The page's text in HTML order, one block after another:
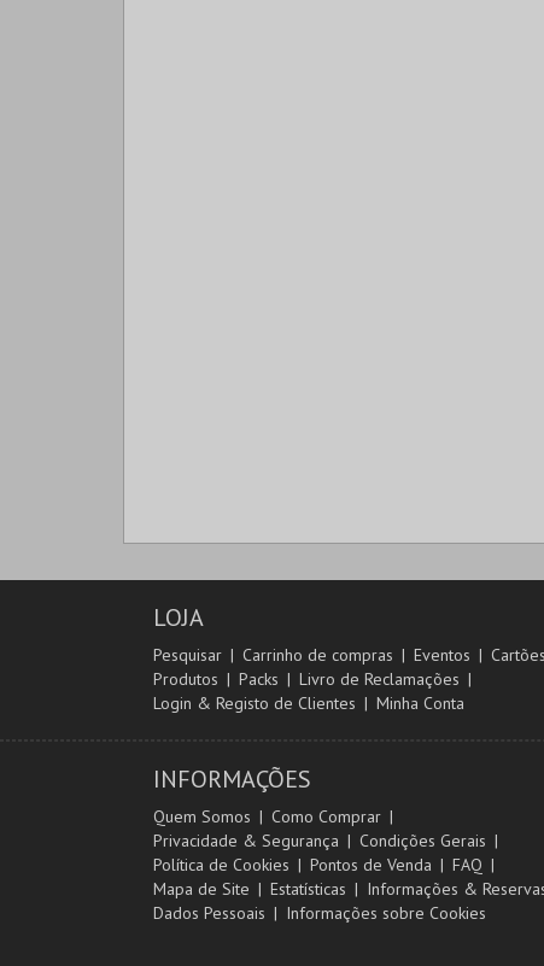
LOJA
Pesquisar Carrinho de compras Eventos
Cartões
Produtos
Packs
Livro de Reclamações
Login & Registo de Clientes
Minha Conta
INFORMAÇÕES
Quem Somos
Como Comprar
Privacidade & Segurança
Condições Gerais
Política de Cookies
Pontos de Venda
FAQ
Mapa de Site
Estatísticas
Informações &
Dados Pessoais
Informações sobre Cookies